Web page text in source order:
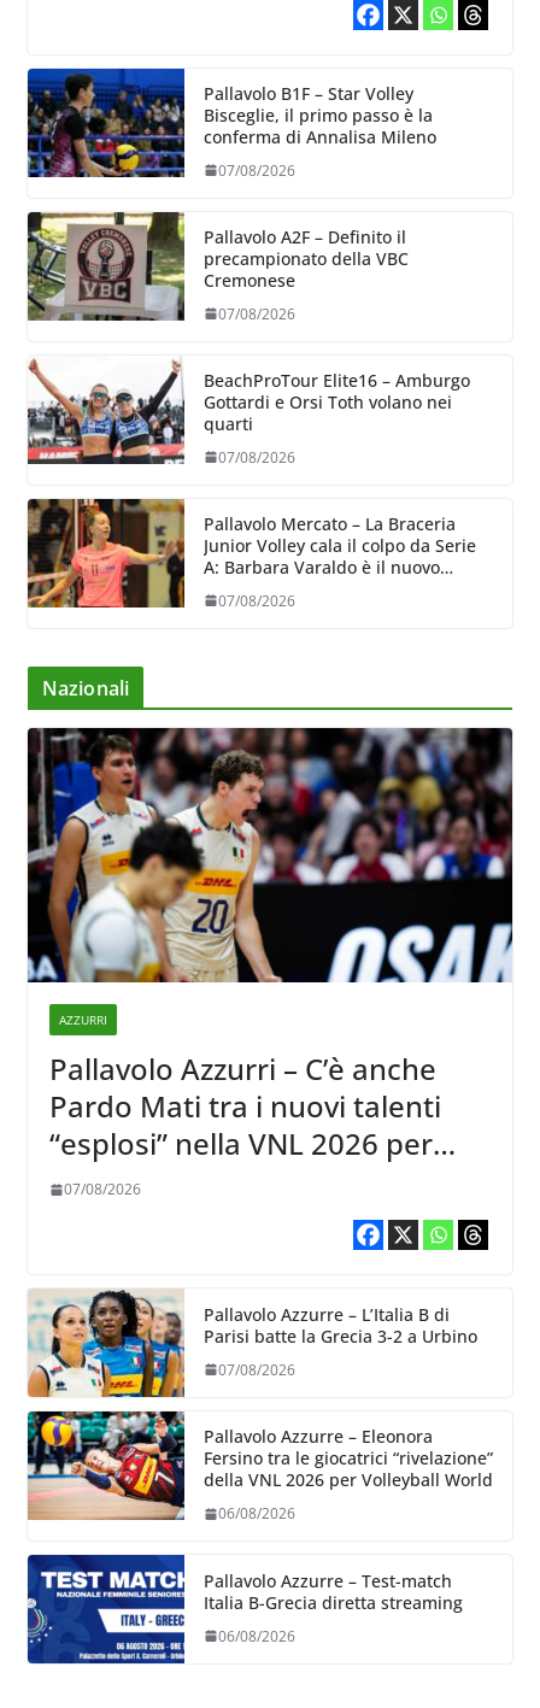
Pallavolo B1F – Star Volley
Bisceglie, il primo passo è la
conferma di Annalisa Mileno
07/08/2026
Pallavolo A2F – Definito il
precampionato della VBC
Cremonese
07/08/2026
BeachProTour Elite16 – Amburgo
Gottardi e Orsi Toth volano nei
quarti
07/08/2026
Pallavolo Mercato – La Braceria
Junior Volley cala il colpo da Serie
A: Barbara Varaldo è il nuovo
07/08/2026
Nazionali
AZZURRI
Pallavolo Azzurri – C’è anche
Pardo Mati tra i nuovi talenti
“esplosi” nella VNL 2026 per
Volleyball World
07/08/2026
Pallavolo Azzurre – L’Italia B di
Parisi batte la Grecia 3-2 a Urbino
07/08/2026
Pallavolo Azzurre – Eleonora
Fersino tra le giocatrici “rivelazione”
della VNL 2026 per Volleyball World
06/08/2026
Pallavolo Azzurre – Test-match
Italia B-Grecia diretta streaming
06/08/2026